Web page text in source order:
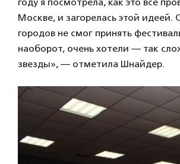
Москве, и загорелась этой идеей.
городов не смог принять
наоборот, очень хотели — так
звезды», — отметила Шнайдер.